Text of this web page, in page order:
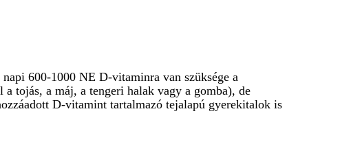
600-1000 NE D-vitaminra van szüksége a
tojás, a máj, a tengeri halak vagy a gomba), de
D-vitamint tartalmazó tejalapú gyerekitalok is